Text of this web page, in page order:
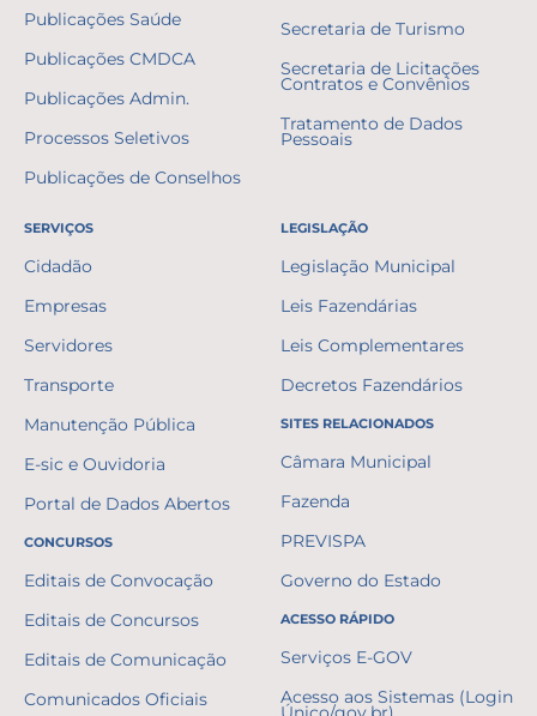
Publicações Saúde
Publicações CMDCA
Publicações Admin.
Processos Seletivos
Publicações de Conselhos
Secretaria de Turismo
Secretaria de Licitações
Contratos e Convênios
Tratamento de Dados
Pessoais
SERVIÇOS
Cidadão
Empresas
Servidores
Transporte
Manutenção Pública
E-sic e Ouvidoria
Portal de Dados Abertos
CONCURSOS
Editais de Convocação
Editais de Concursos
Editais de Comunicação
Comunicados Oficiais
LEGISLAÇÃO
Legislação Municipal
Leis Fazendárias
Leis Complementares
Decretos Fazendários
SITES RELACIONADOS
Câmara Municipal
Fazenda
PREVISPA
Governo do Estado
ACESSO RÁPIDO
Serviços E-GOV
Acesso aos Sistemas (Login
Único/gov.br)